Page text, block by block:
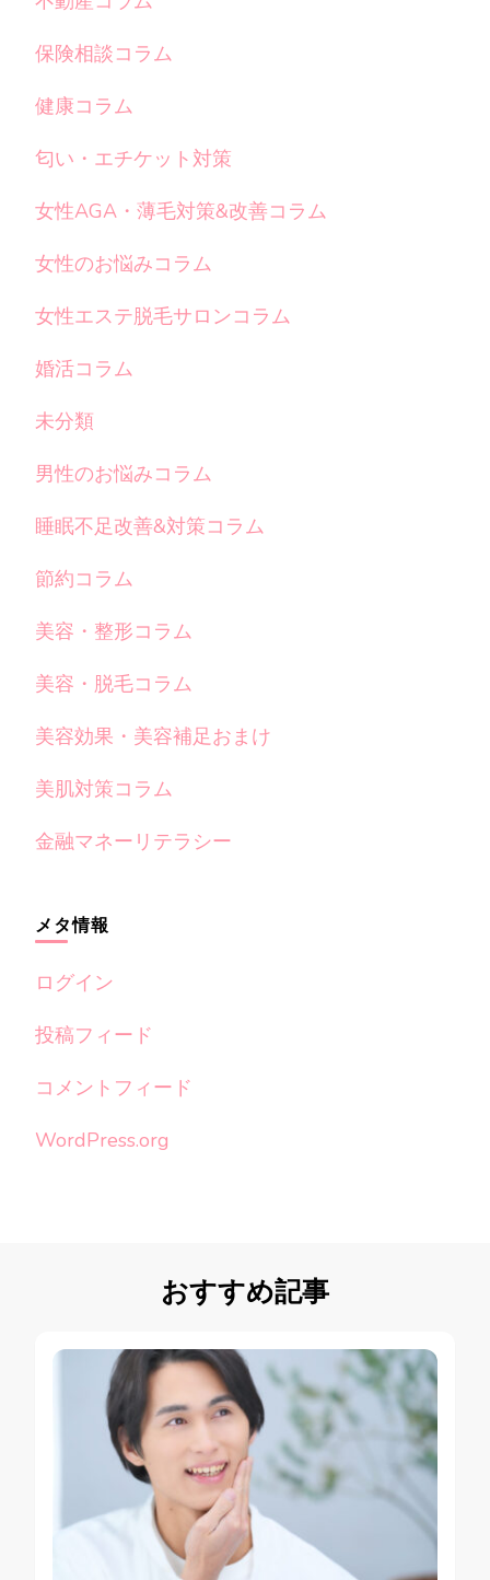
保険相談コラム
健康コラム
匂い・エチケット対策
女性AGA・薄毛対策&改善コラム
女性のお悩みコラム
女性エステ脱毛サロンコラム
婚活コラム
未分類
男性のお悩みコラム
睡眠不足改善&対策コラム
節約コラム
美容・整形コラム
美容・脱毛コラム
美容効果・美容補足おまけ
美肌対策コラム
金融マネーリテラシー
メタ情報
ログイン
投稿フィード
コメントフィード
WordPress.org
おすすめ記事